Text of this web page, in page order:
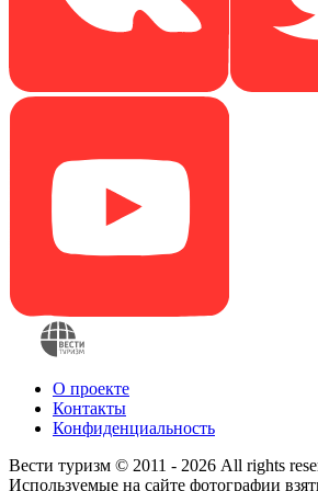
О проекте
Контакты
Конфиденциальность
Вести туризм © 2011 - 2026 All rights
Используемые на сайте фотографии